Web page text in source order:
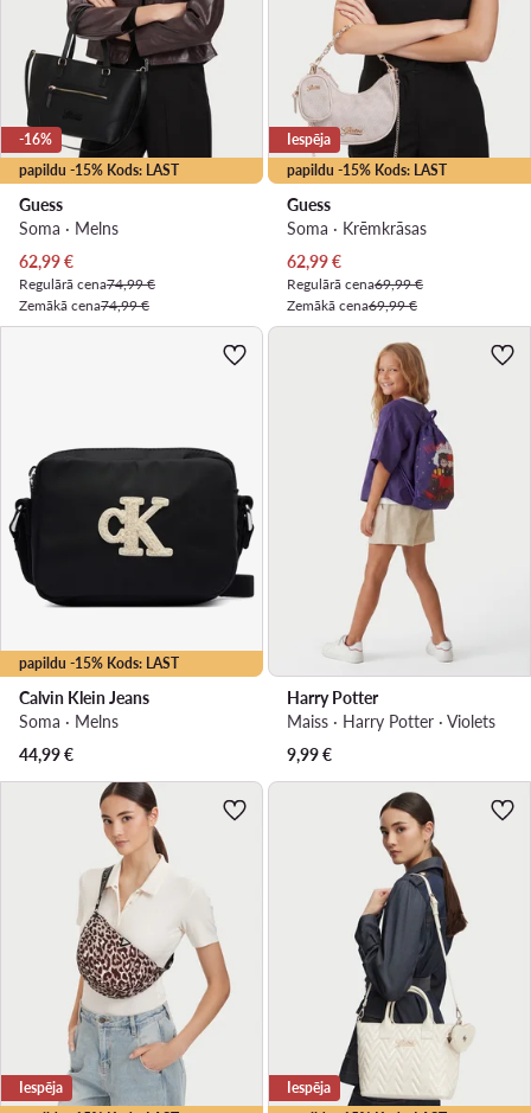
papildu -15% Kods: LAST
-16%
Guess
Soma · Melns
Pašreizējā cena
62,99€
Regulārā cena74,99 €
Zemākā cena74,99 €
papildu -15% Kods: LAST
Iespēja
Guess
Soma · Krēmkrāsas
Pašreizējā cena
62,99€
Regulārā cena69,99 €
Zemākā cena69,99 €
papildu -15% Kods: LAST
Calvin Klein Jeans
Soma · Melns
44,99€
Harry Potter
Maiss · Harry Potter · Violets
9,99€
Iespēja
Iespēja